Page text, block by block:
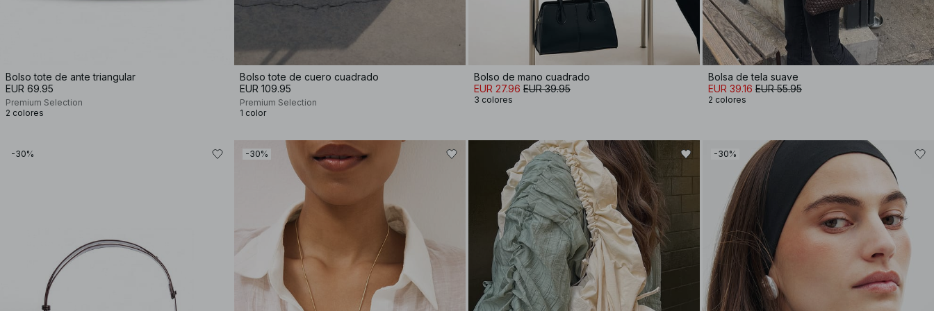
Bolso tote de ante triangular
EUR 69.95
Premium Selection
2 colores
Bolso tote de cuero cuadrado
EUR 109.95
Premium Selection
1 color
Bolso de mano cuadrado
EUR 27.96 EUR 39.95
3 colores
Bolsa de tela suave
EUR 39.16 EUR 55.95
2 colores
-30% -30% -30%